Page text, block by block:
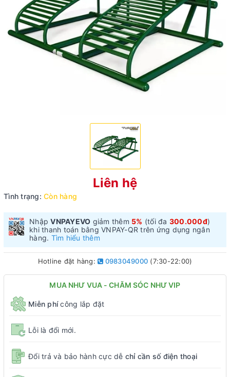
Liên hệ
Tình trạng: Còn hàng
NhậpVNPAYEVO giảm thêm 5% (tối đa 300.000đ)
khi thanh toán bằng VNPAY-QR trên ứng dụng ngân
hàng. Tìm hiểu thêm
Hotline đặt hàng: 0983049000 (7:30-22:00)
MUA NHƯ VUA - CHĂM SÓC NHƯ VIP
Miễn phícông lắp đặt
Lỗi là đổi mới.
Đổi trả và bảo hành cực dễ chỉ cần số điện thoại